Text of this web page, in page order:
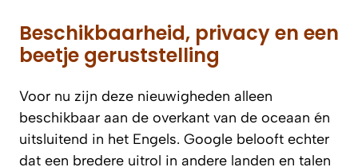
Beschikbaarheid, privacy en een
beetje geruststelling
Voor nu zijn deze nieuwigheden alleen
beschikbaar aan de overkant van de oceaan én
uitsluitend in het Engels. Google belooft echter
dat een bredere uitrol in andere landen en talen